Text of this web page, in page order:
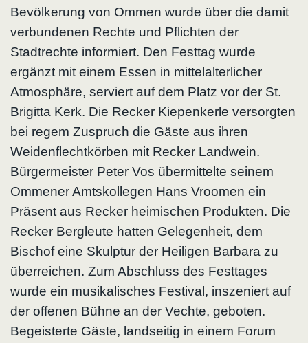
Bevölkerung von Ommen wurde über die damit
verbundenen Rechte und Pflichten der
Stadtrechte informiert. Den Festtag wurde
ergänzt mit einem Essen in mittelalterlicher
Atmosphäre, serviert auf dem Platz vor der St.
Brigitta Kerk. Die Recker Kiepenkerle versorgten
bei regem Zuspruch die Gäste aus ihren
Weidenflechtkörben mit Recker Landwein.
Bürgermeister Peter Vos übermittelte seinem
Ommener Amtskollegen Hans Vroomen ein
Präsent aus Recker heimischen Produkten. Die
Recker Bergleute hatten Gelegenheit, dem
Bischof eine Skulptur der Heiligen Barbara zu
überreichen. Zum Abschluss des Festtages
wurde ein musikalisches Festival, inszeniert auf
der offenen Bühne an der Vechte, geboten.
Begeisterte Gäste, landseitig in einem Forum